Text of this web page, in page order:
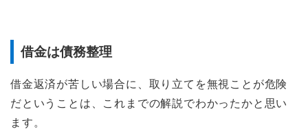
借金は債務整理
借金返済が苦しい場合に、取り立てを無視ことが危険
だということは、これまでの解説でわかったかと思い
ます。